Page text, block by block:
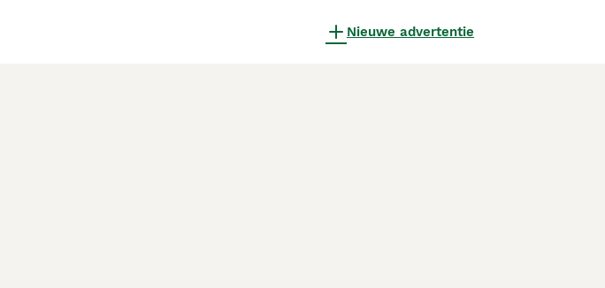
Nieuwe advertentie